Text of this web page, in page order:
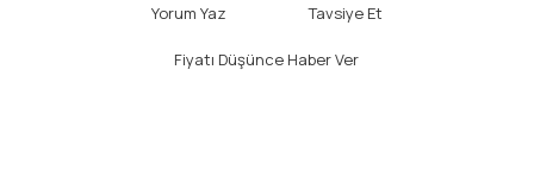
Yorum Yaz Tavsiye Et
Fiyatı Düşünce Haber Ver